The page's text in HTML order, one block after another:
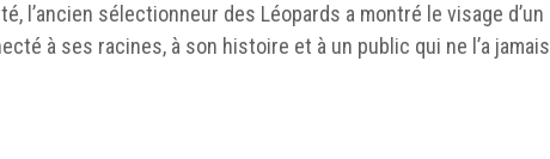
l’ancien sélectionneur des Léopards a montré le visage d’un
à ses racines, à son histoire et à un public qui ne l’a jamais